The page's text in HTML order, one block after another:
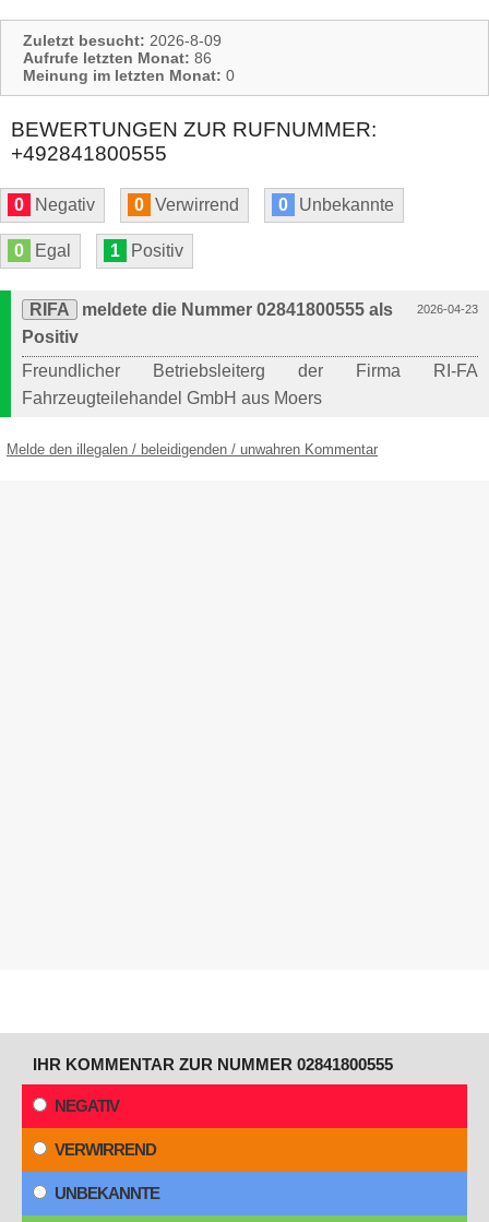
Zuletzt besucht: 2026-8-09
Aufrufe letzten Monat: 86
Meinung im letzten Monat: 0
BEWERTUNGEN ZUR RUFNUMMER:
+492841800555
0 Negativ 0 Verwirrend 0 Unbekannte
0 Egal 1 Positiv
2026-04-23
RIFA
meldete die Nummer 02841800555 als
Positiv
Freundlicher Betriebsleiterg der Firma RI-FA
Fahrzeugteilehandel GmbH aus Moers
Melde den illegalen / beleidigenden / unwahren Kommentar
IHR KOMMENTAR ZUR NUMMER 02841800555
NEGATIV
VERWIRREND
UNBEKANNTE